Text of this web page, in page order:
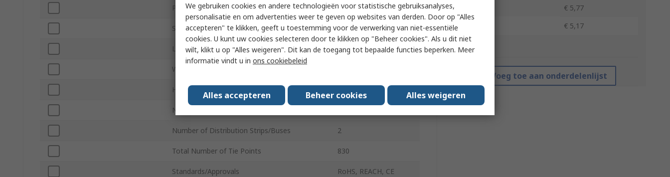
€ 5,77
€ 5,17
*prijsindicatie
Voeg toe aan onderdelenlijst
Product Type Breadboard
Sub Type Breadboard
Length 165.2mm
Width
Height
Number of Terminal Strips
Number of Distribution Strips/Buses 2
Total Number of Tie Points 830
Standards/Approvals RoHS, REACH, CE
We gebruiken cookies en andere technologieën voor statistische gebruiksanalyses,
personalisatie en om advertenties weer te geven op websites van derden. Door op "Alles
accepteren" te klikken, geeft u toestemming voor de verwerking van niet-essentiële
cookies. U kunt uw cookies selecteren door te klikken op "Beheer cookies". Als u dit niet
wilt, klikt u op "Alles weigeren". Dit kan de toegang tot bepaalde functies beperken. Meer
informatie vindt u in ons cookiebeleid
Alles accepteren Beheer cookies Alles weigeren